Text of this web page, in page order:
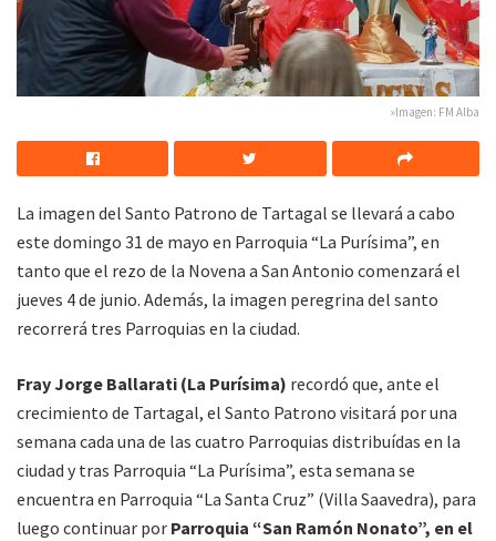
»Imagen: FM Alba
La imagen del Santo Patrono de Tartagal se llevará a cabo
este domingo 31 de mayo en Parroquia “La Purísima”, en
tanto que el rezo de la Novena a San Antonio comenzará el
jueves 4 de junio. Además, la imagen peregrina del santo
recorrerá tres Parroquias en la ciudad.
Fray Jorge Ballarati (La Purísima) recordó que, ante el
crecimiento de Tartagal, el Santo Patrono visitará por una
semana cada una de las cuatro Parroquias distribuídas en la
ciudad y tras Parroquia “La Purísima”, esta semana se
encuentra en Parroquia “La Santa Cruz” (Villa Saavedra), para
luego continuar por Parroquia “San Ramón Nonato”, en el